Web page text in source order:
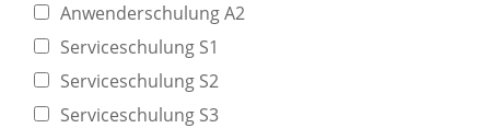
Anwenderschulung A2
Serviceschulung S1
Serviceschulung S2
Serviceschulung S3